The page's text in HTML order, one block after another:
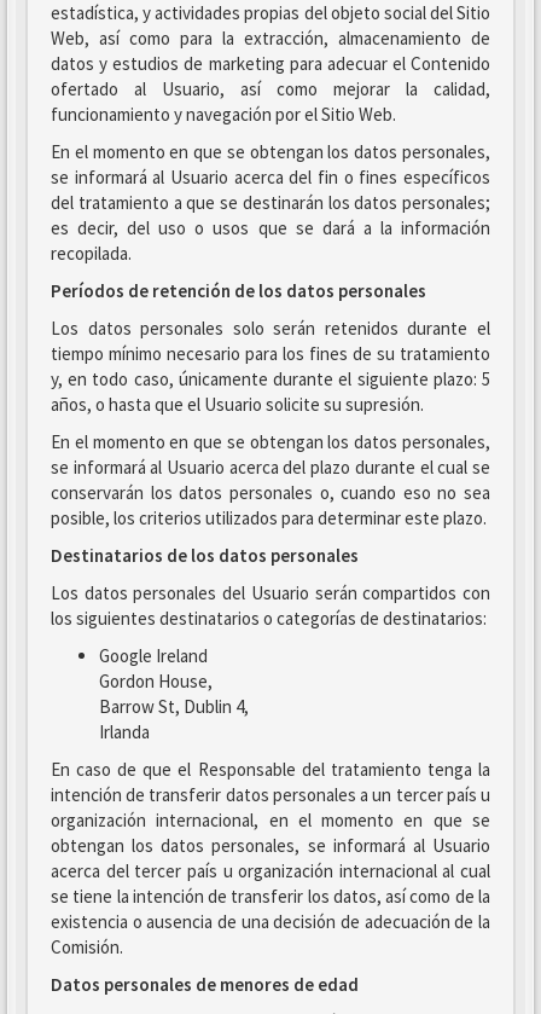
estadística, y actividades propias del objeto social del Sitio
Web, así como para la extracción, almacenamiento de
datos y estudios de marketing para adecuar el Contenido
ofertado al Usuario, así como mejorar la calidad,
funcionamiento y navegación por el Sitio Web.
En el momento en que se obtengan los datos personales,
se informará al Usuario acerca del fin o fines específicos
del tratamiento a que se destinarán los datos personales;
es decir, del uso o usos que se dará a la información
recopilada.
Períodos de retención de los datos personales
Los datos personales solo serán retenidos durante el
tiempo mínimo necesario para los fines de su tratamiento
y, en todo caso, únicamente durante el siguiente plazo: 5
años, o hasta que el Usuario solicite su supresión.
En el momento en que se obtengan los datos personales,
se informará al Usuario acerca del plazo durante el cual se
conservarán los datos personales o, cuando eso no sea
posible, los criterios utilizados para determinar este plazo.
Destinatarios de los datos personales
Los datos personales del Usuario serán compartidos con
los siguientes destinatarios o categorías de destinatarios:
Google Ireland
Gordon House,
Barrow St, Dublin 4,
Irlanda
En caso de que el Responsable del tratamiento tenga la
intención de transferir datos personales a un tercer país u
organización internacional, en el momento en que se
obtengan los datos personales, se informará al Usuario
acerca del tercer país u organización internacional al cual
se tiene la intención de transferir los datos, así como de la
existencia o ausencia de una decisión de adecuación de la
Comisión.
Datos personales de menores de edad